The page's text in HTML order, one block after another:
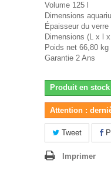
Volume 125 l
Dimensions
Épaisseur du verre
Dimensions (L x l
Poids net 66,80 kg
Garantie 2 Ans
Produit en stock
Attention :
Tweet
Imprimer